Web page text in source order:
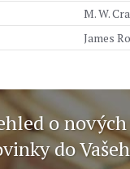
M. W.
James
o
do